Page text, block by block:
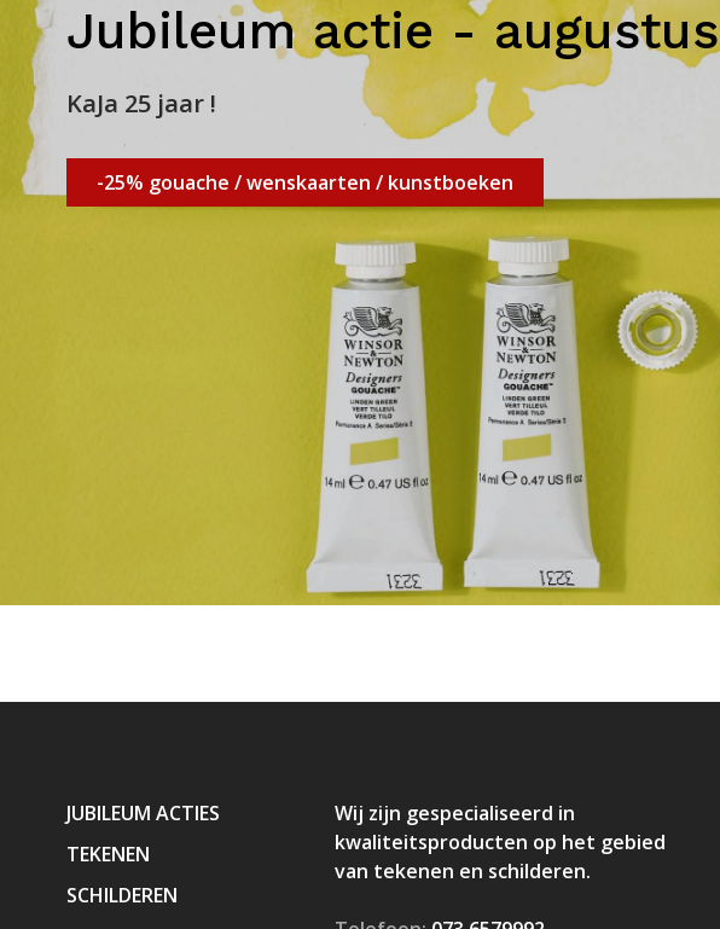
Jubileum actie - augustus
KaJa 25 jaar !
-25% gouache / wenskaarten / kunstboeken
JUBILEUM ACTIES
TEKENEN
SCHILDEREN
Wij zijn gespecialiseerd in
kwaliteitsproducten op het gebied
van tekenen en schilderen.